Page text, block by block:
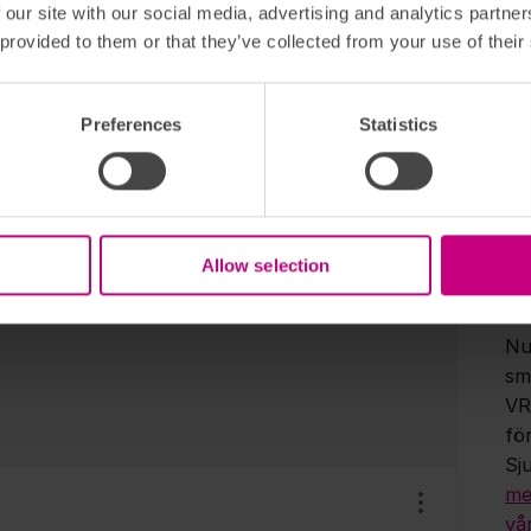
site with our social media, advertising and analytics
to them or that they’ve collected from your use of
Preferences Statistics
Allow selection
ställa till din försäkringsförmedlare. Vi
av försäkringar hos oss på Euro
försäkringsförmedlare.
Visa/dölj